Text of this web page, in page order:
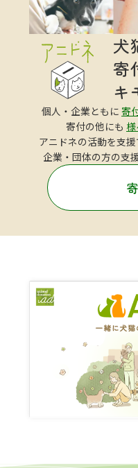
個人・企業ともに 寄
寄付の他にも
アニドネの活動を支援
企業・団体の方の支